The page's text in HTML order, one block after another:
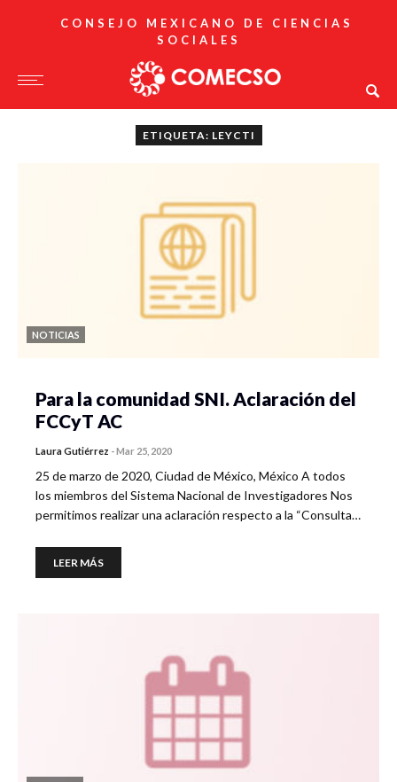
CONSEJO MEXICANO DE CIENCIAS
SOCIALES
ETIQUETA: LEYCTI
NOTICIAS
Para la comunidad SNI. Aclaración del
FCCyT AC
Laura Gutiérrez -Mar 25, 2020
25 de marzo de 2020, Ciudad de México, México A todos
los miembros del Sistema Nacional de Investigadores Nos
permitimos realizar una aclaración respecto a la “Consulta…
LEER MÁS